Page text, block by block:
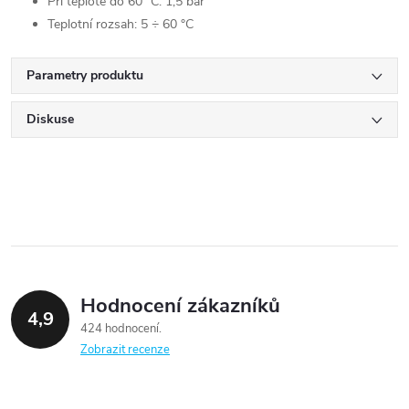
Teplotní rozsah: 5 ÷ 60 °C
Parametry produktu
Diskuse
4,9 Hodnocení zákazníků
424 hodnocení
Zobrazit recenze